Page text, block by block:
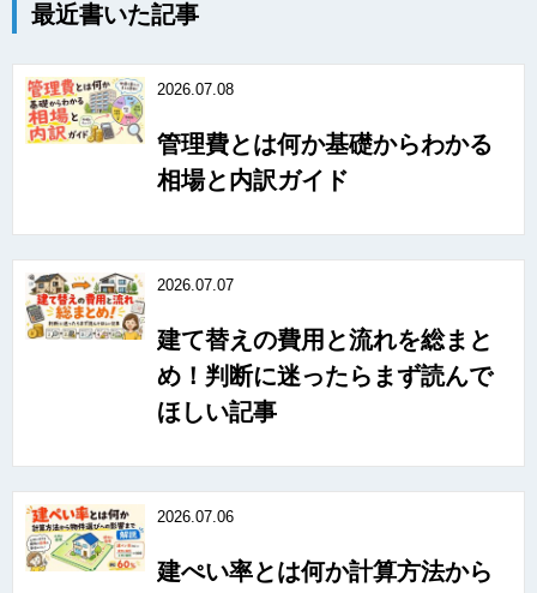
最近書いた記事
2026.07.08
管理費とは何か基礎からわかる
相場と内訳ガイド
2026.07.07
建て替えの費用と流れを総まと
め！判断に迷ったらまず読んで
ほしい記事
2026.07.06
建ぺい率とは何か計算方法から